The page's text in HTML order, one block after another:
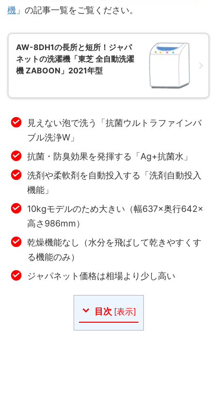
機 」の記事一覧をご覧ください。
AW-8DH1の長所と短所！ジャパ
ネットの洗濯機「東芝 全自動洗濯
機 ZABOON」2021年型
見えない泡で洗う「抗菌ウルトラファインバ
ブル洗浄W」
抗菌・防臭効果を発揮する「Ag+抗菌水」
洗剤や柔軟剤を自動投入する「洗剤自動投入
機能」
10kgモデルのため大きい（幅637×奥行642×
高さ986mm）
乾燥機能なし（水分を飛ばして乾きやすくす
る機能のみ）
ジャパネット価格は相場より少し高い
目次 [表示]